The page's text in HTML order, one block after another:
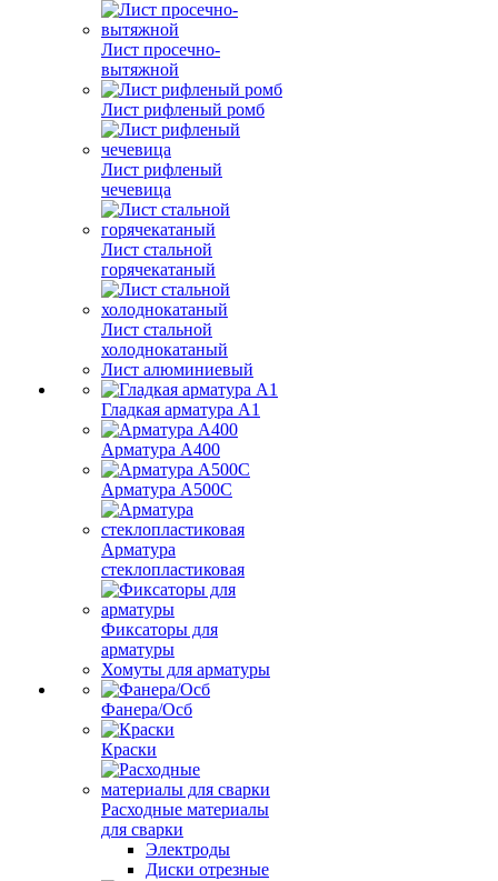
Лист просечно-
вытяжной
Лист рифленый ромб
Лист рифленый
чечевица
Лист стальной
горячекатаный
Лист стальной
холоднокатаный
Лист алюминиевый
Гладкая арматура А1
Арматура А400
Арматура A500C
Арматура
стеклопластиковая
Фиксаторы для
арматуры
Хомуты для арматуры
Фанера/Осб
Краски
Расходные материалы
для сварки
Электроды
Диски отрезные